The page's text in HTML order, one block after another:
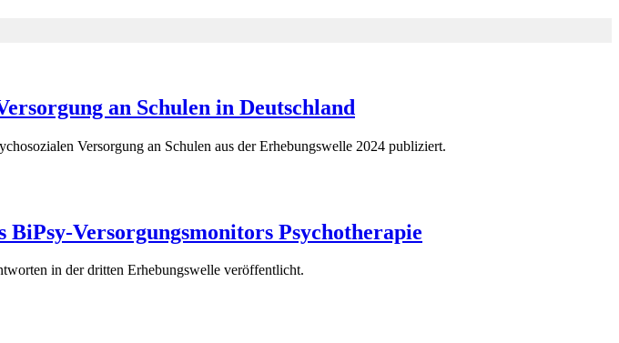
an Schulen in Deutschland
Versorgung an Schulen aus der Erhebungswelle 2024 publiziert.
Versorgungsmonitors Psychotherapie
in der dritten Erhebungswelle veröffentlicht.